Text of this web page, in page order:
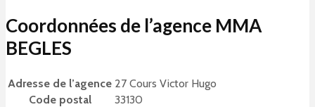
Coordonnées de l’agence MMA
BEGLES
Adresse de l’agence 27 Cours Victor Hugo
Code postal
33130